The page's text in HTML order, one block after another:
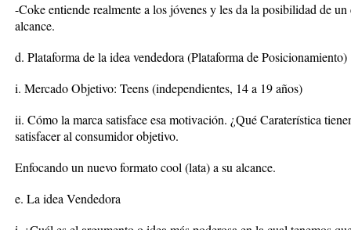
-Coke entiende realmente a los jóvenes y les da la posibilidad de
alcance.
d. Plataforma de la idea vendedora (Plataforma de Posicionamiento)
i. Mercado Objetivo: Teens (independientes, 14 a 19 años)
ii. Cómo la marca satisface esa motivación. ¿Qué Caraterística
satisfacer al consumidor objetivo.
Enfocando un nuevo formato cool (lata) a su alcance.
e. La idea Vendedora